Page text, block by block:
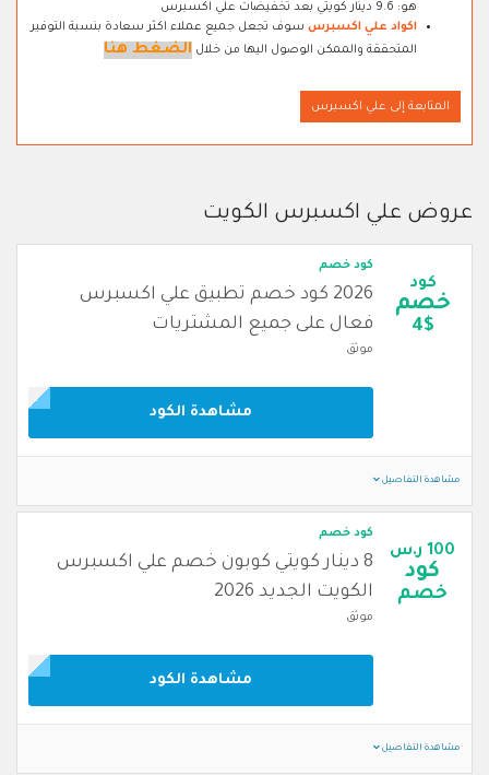
هو: 9.6 دينار كويتي بعد تخفيضات علي اكسبرس
اكواد علي اكسبرس سوف تجعل جميع عملاء اكثر سعادة بنسبة التوفير
المتحققة والممكن الوصول اليها من خلال الضغط هنا
المتابعة إلى علي اكسبرس
عروض علي اكسبرس الكويت
كود
خصم
4$
كود خصم
2026 كود خصم تطبيق علي اكسبرس
فعال على جميع المشتريات
موثق
مشاهدة الكود
مشاهدة التفاصيل
100 ر.س
كود
خصم
كود خصم
8 دينار كويتي كوبون خصم علي اكسبرس
الكويت الجديد 2026
موثق
مشاهدة الكود
مشاهدة التفاصيل